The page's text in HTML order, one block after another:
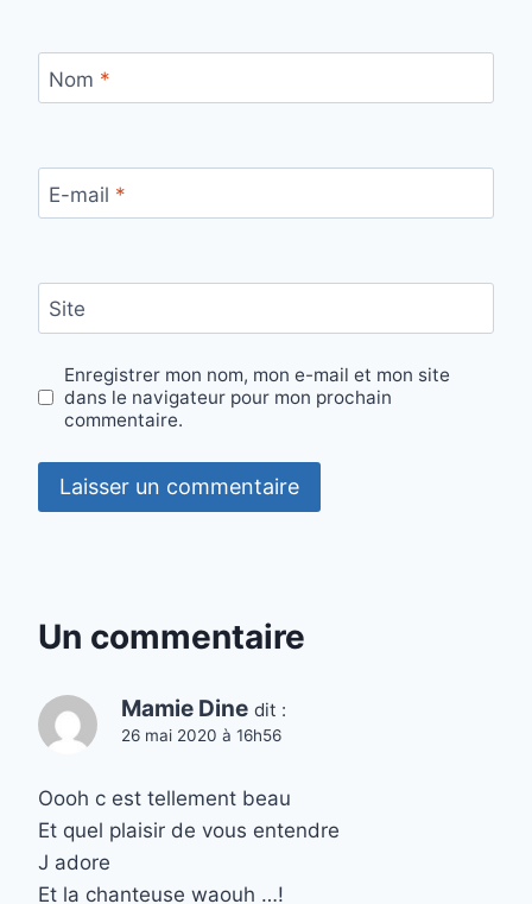
Nom *
E-mail *
Site
Enregistrer mon nom, mon e-mail et mon site
dans le navigateur pour mon prochain
commentaire.
Un commentaire
Mamie Dine dit :
26 mai 2020 à 16h56
Oooh c est tellement beau
Et quel plaisir de vous entendre
J adore
Et la chanteuse waouh …!